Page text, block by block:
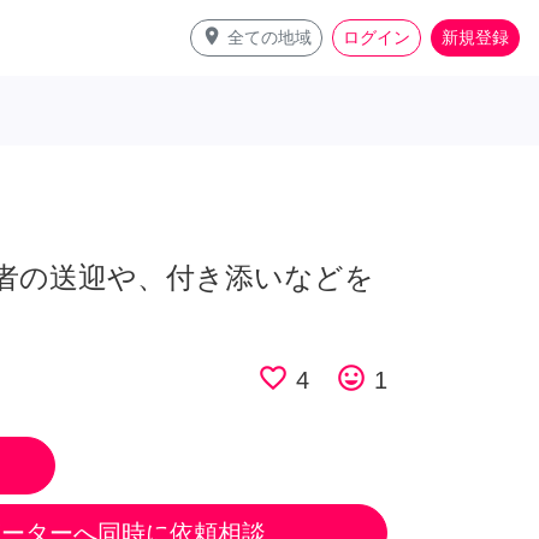
place 全ての地域 ログイン 新規登録
送迎や、付き添いなどを
favorite_border 4 tag_faces 1
ターへ同時に依頼相談